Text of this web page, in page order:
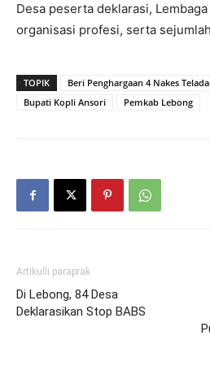
Desa peserta deklarasi,
organisasi profesi, serta
TOPIK Beri Penghargaan 4 Nakes
Bupati Kopli Ansori
Pemkab Lebong
Artikulli paraprak
Di Lebong, 84 Desa
Deklarasikan Stop BABS